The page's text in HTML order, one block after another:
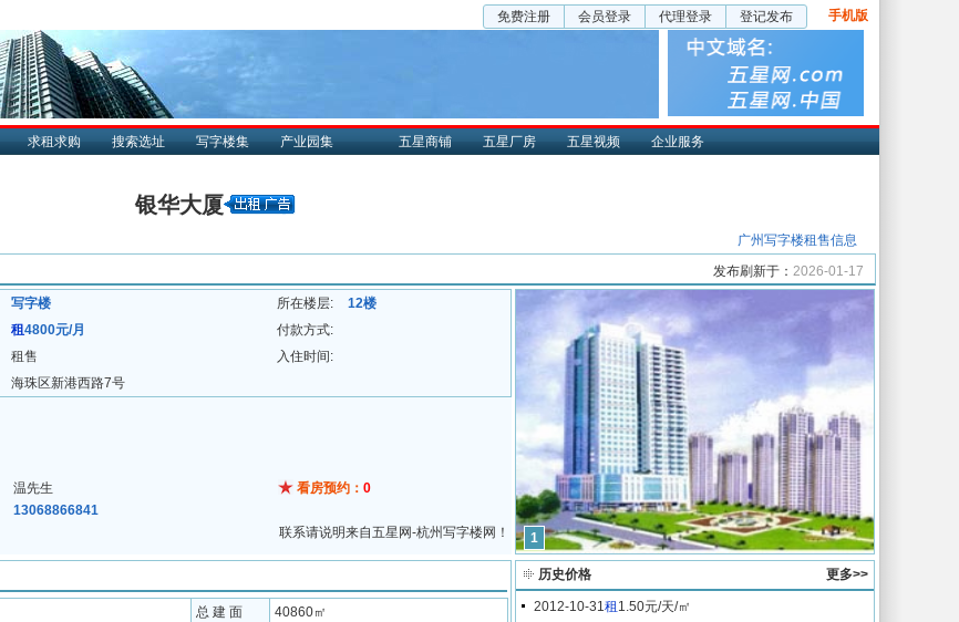
免费注册 会员登录 代理登录 登记发布 手机版
求租求购 搜索选址 写字楼集 产业园集 五星商铺 五星厂房 五星视频 企业服务
银华大厦
广州写字楼租售信息
发布刷新于： 2026-01-17
写字楼 所在楼层:
12楼
租4800元/月
付款方式:
租售
入住时间:
海珠区新港西路7号
温先生 看房预约： 0
13068866841
联系请说明来自五星网-杭州写字楼网！
总 建 面
40860㎡
1
更多>>
历史价格
2012-10-31租 1.50元/天/㎡